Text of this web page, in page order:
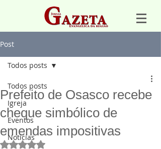
Post
Todos posts
Igreja
Eventos
Notícias
Todos posts
Prefeito de Osasco recebe
cheque simbólico de
emendas impositivas
Avaliado com NaN de 5 estrelas.